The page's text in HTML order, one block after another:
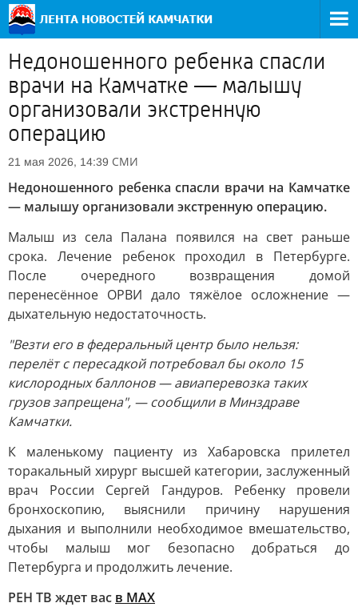
Недоношенного ребенка спасли
врачи на Камчатке — малышу
организовали экстренную
операцию
21 мая 2026, 14:39 СМИ
Недоношенного ребенка спасли врачи на Камчатке
— малышу организовали экстренную операцию.
Малыш из села Палана появился на свет раньше
срока. Лечение ребенок проходил в Петербурге.
После очередного возвращения домой
перенесённое ОРВИ дало тяжёлое осложнение —
дыхательную недостаточность.
"Везти его в федеральный центр было нельзя:
перелёт с пересадкой потребовал бы около 15
кислородных баллонов — авиаперевозка таких
грузов запрещена", — сообщили в Минздраве
Камчатки.
К маленькому пациенту из Хабаровска прилетел
торакальный хирург высшей категории, заслуженный
врач России Сергей Гандуров. Ребенку провели
бронхоскопию, выяснили причину нарушения
дыхания и выполнили необходимое вмешательство,
чтобы малыш мог безопасно добраться до
Петербурга и продолжить лечение.
РЕН ТВ ждет вас в MAX